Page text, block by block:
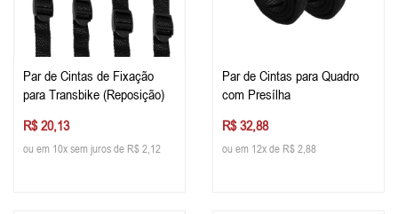
Par de Cintas de Fixação
para Transbike (Reposição)
R$ 20,13
ou em 10x sem juros de R$ 2,12
Par de Cintas para Quadro
com Presílha
R$ 32,88
ou em 12x de R$ 2,88